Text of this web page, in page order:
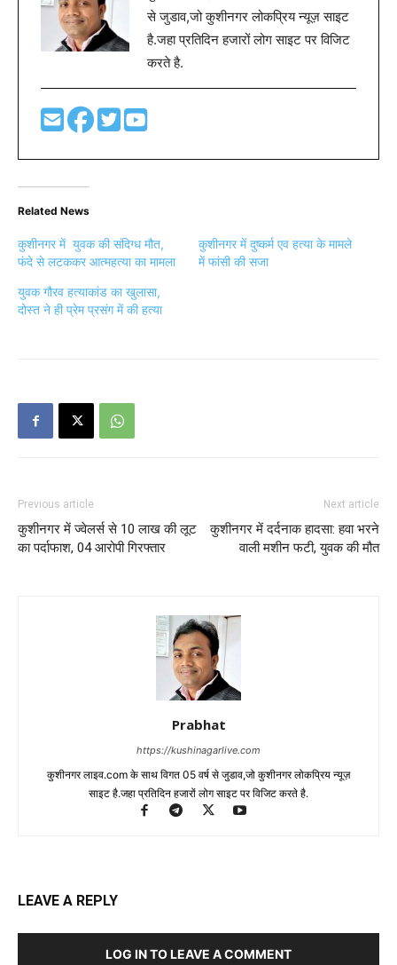
से जुडाव,जो कुशीनगर लोकप्रिय न्यूज़ साइट
है.जहा प्रतिदिन हजारों लोग साइट पर विजिट
करते है.
Related News
कुशीनगर में युवक की संदिग्ध मौत,
फंदे से लटककर आत्महत्या का मामला
कुशीनगर में दुष्कर्म एव हत्या के मामले
में फांसी की सजा
युवक गौरव हत्याकांड का खुलासा,
दोस्त ने ही प्रेम प्रसंग में की हत्या
Previous article
कुशीनगर में ज्वेलर्स से 10 लाख की लूट
का पर्दाफाश, 04 आरोपी गिरफ्तार
Next article
कुशीनगर में दर्दनाक हादसा: हवा भरने
वाली मशीन फटी, युवक की मौत
Prabhat
https://kushinagarlive.com
कुशीनगर लाइव.com के साथ विगत 05 वर्ष से जुडाव,जो कुशीनगर लोकप्रिय न्यूज़
साइट है.जहा प्रतिदिन हजारों लोग साइट पर विजिट करते है.
LEAVE A REPLY
LOG IN TO LEAVE A COMMENT